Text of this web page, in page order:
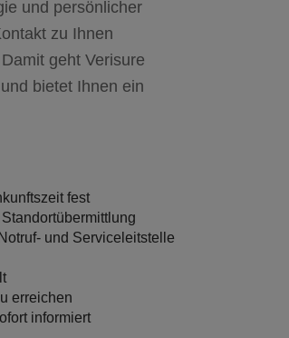
und persönlicher
zu Ihnen
geht Verisure
bietet Ihnen ein
fest
und Serviceleitstelle
erreichen
informiert